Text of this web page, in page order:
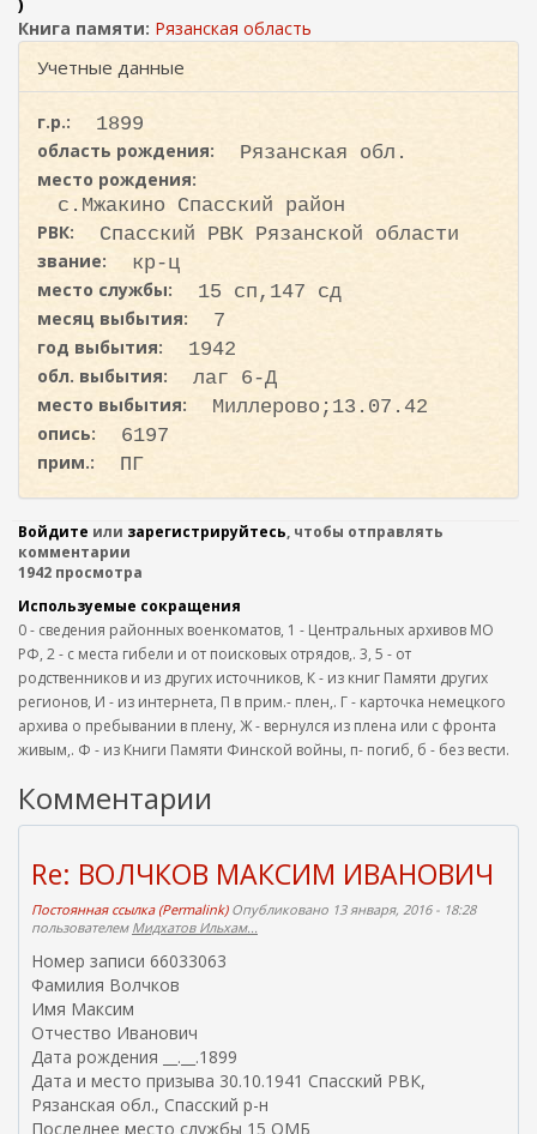
и
с
Книга памяти: Рязанская область
Учетные данные
г.р.:
1899
область рождения:
Рязанская обл.
место рождения:
с.Мжакино Спасский район
РВК:
Спасский РВК Рязанской области
звание:
кр-ц
место службы:
15 сп,147 сд
месяц выбытия:
7
год выбытия:
1942
обл. выбытия:
лаг 6-Д
место выбытия:
Миллерово;13.07.42
опись:
6197
прим.:
ПГ
Войдите или зарегистрируйтесь, чтобы отправлять
комментарии
1942 просмотра
Используемые сокращения
0 - сведения районных военкоматов, 1 - Центральных архивов МО
РФ, 2 - с места гибели и от поисковых отрядов,. 3, 5 - от
родственников и из других источников, К - из книг Памяти других
регионов, И - из интернета, П в прим.- плен,. Г - карточка немецкого
архива о пребывании в плену, Ж - вернулся из плена или с фронта
живым,. Ф - из Книги Памяти Финской войны, п- погиб, б - без вести.
Комментарии
Re: ВОЛЧКОВ МАКСИМ ИВАНОВИЧ
Постоянная ссылка (Permalink)Опубликовано 13 января, 2016 - 18:28
пользователем Мидхатов Ильхам...
Номер записи 66033063
Фамилия Волчков
Имя Максим
Отчество Иванович
Дата рождения __.__.1899
Дата и место призыва 30.10.1941 Спасский РВК,
Рязанская обл., Спасский р-н
Последнее место службы 15 ОМБ